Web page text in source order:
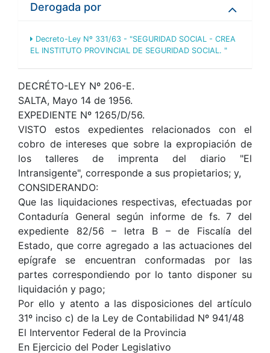
Derogada por
Decreto-Ley Nº 331/63 - "SEGURIDAD SOCIAL - CREA
EL INSTITUTO PROVINCIAL DE SEGURIDAD SOCIAL. "
DECRÉTO-LEY Nº 206-E.
SALTA, Mayo 14 de 1956.
EXPEDIENTE Nº 1265/D/56.
VISTO estos expedientes relacionados con el
cobro de intereses que sobre la expropiación de
los talleres de imprenta del diario "El
Intransigente", corresponde a sus propietarios; y,
CONSIDERANDO:
Que las liquidaciones respectivas, efectuadas por
Contaduría General según informe de fs. 7 del
expediente 82/56 – letra B – de Fiscalía del
Estado, que corre agregado a las actuaciones del
epígrafe se encuentran conformadas por las
partes correspondiendo por lo tanto disponer su
liquidación y pago;
Por ello y atento a las disposiciones del artículo
31º inciso c) de la Ley de Contabilidad Nº 941/48
El Interventor Federal de la Provincia
En Ejercicio del Poder Legislativo